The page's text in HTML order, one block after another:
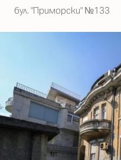
бул. "Приморски" №133